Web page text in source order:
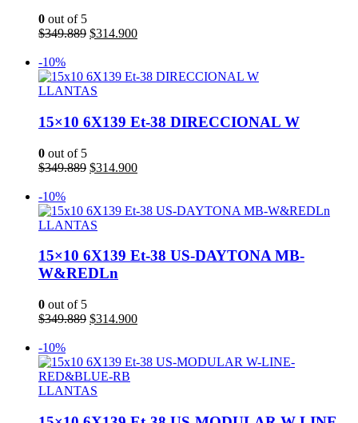
0 out of 5
$349.889 El
era:
$349.889.
$314.900El
es:
-10%
LLANTAS
15×10 6X139 Et-38 DIRECCIONAL W
0 out of 5
$349.889 El
era:
$349.889.
$314.900El
es:
-10%
LLANTAS
15×10 6X139 Et-38 US-DAYTONA MB-
W&REDLn
0 out of 5
$349.889 El
era:
$349.889.
$314.900El
es:
-10%
LLANTAS